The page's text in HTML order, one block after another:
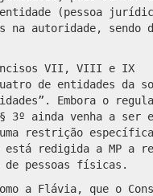
(pessoa
na autoridade, sendo
VII, VIII e IX
de entidades da
Embora o
3º ainda venha a ser
restrição
está redigida a MP a
pessoas físicas.
a Flávia, que o